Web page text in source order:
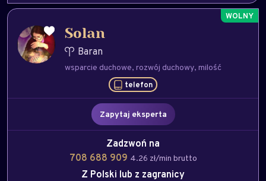
Solan
Baran
wsparcie duchowe rozwój duchowy milość
telefon
Zapytaj eksperta
Zadzwoń na
708 688 909 4.26 zł/min brutto
Z Polski lub z zagranicy